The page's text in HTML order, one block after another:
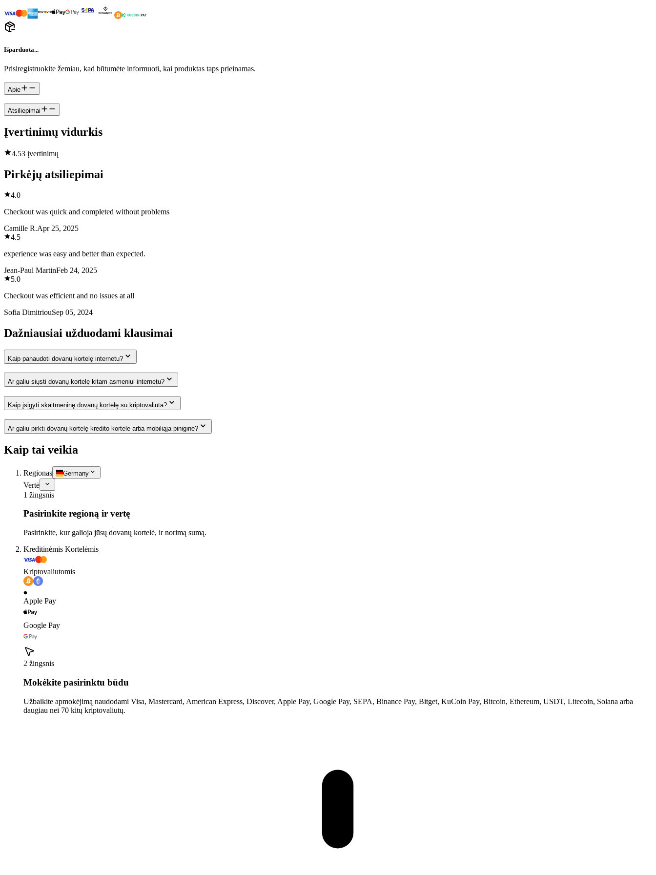
Išparduota...
Prisiregistruokite žemiau, kad būtumėte informuoti, kai produktas taps prieinamas.
Apie
Atsiliepimai
Įvertinimų vidurkis
4.53 įvertinimų
Pirkėjų atsiliepimai
4.0
Checkout was quick and completed without problems
Camille R.Apr 25, 2025
4.5
experience was easy and better than expected.
Jean-Paul MartinFeb 24, 2025
5.0
Checkout was efficient and no issues at all
Sofia DimitriouSep 05, 2024
Dažniausiai užduodami klausimai
Kaip panaudoti dovanų kortelę internetu?
Ar galiu siųsti dovanų kortelę kitam asmeniui internetu?
Kaip įsigyti skaitmeninę dovanų kortelę su kriptovaliuta?
Ar galiu pirkti dovanų kortelę kredito kortele arba mobiliąja pinigine?
Kaip tai veikia
Regionas Germany
Vertė
1 žingsnis
Pasirinkite regioną ir vertę
Pasirinkite, kur galioja jūsų dovanų kortelė, ir norimą sumą.
Kreditinėmis Kortelėmis
Kriptovaliutomis
Apple Pay
Google Pay
2 žingsnis
Mokėkite pasirinktu būdu
Užbaikite apmokėjimą naudodami Visa, Mastercard, American Express, Discover, Apple Pay, Google Pay, SEPA, Binance Pay, Bitget, KuCoin Pay, Bitcoin, Ethereum, USDT, Litecoin, Solana arba
daugiau nei 70 kitų kriptovaliutų.